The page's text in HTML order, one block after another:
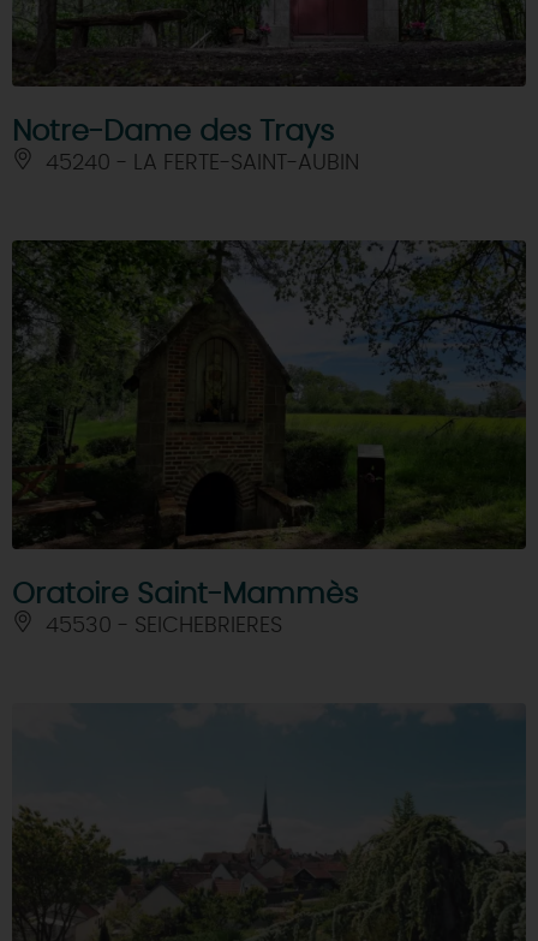
Notre-Dame des Trays
45240 - LA FERTE-SAINT-AUBIN
Oratoire Saint-Mammès
45530 - SEICHEBRIERES